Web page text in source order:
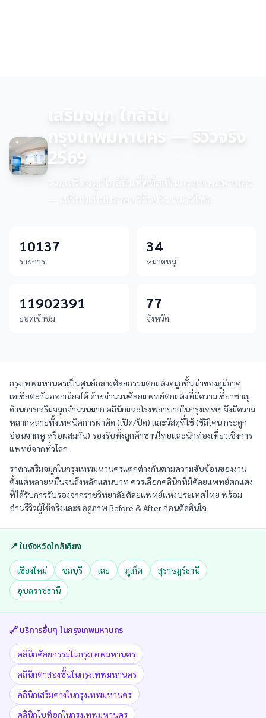
เสริมจมูก ใกล้ฉัน
กรุงเทพมหานคร — รีวิวจริง
2569
รวมเสริมจมูกใกล้ฉันที่ดีที่สุดในกรุงเทพมหานคร
— เปรียบเทียบราคา รีวิวจริง เบอร์โทร
10137
รายการ
34
หมวดหมู่
11902391
ยอดเข้าชม
77
จังหวัด
กรุงเทพมหานครเป็นศูนย์กลางศัลยกรรมตกแต่งจมูกชั้นนำของภูมิภาค
เอเชียตะวันออกเฉียงใต้ ด้วยจำนวนศัลยแพทย์ตกแต่งที่มีความเชี่ยวชาญ
ด้านการเสริมจมูกจำนวนมาก คลินิกและโรงพยาบาลในกรุงเทพฯ จึงมีความ
หลากหลายทั้งเทคนิคการผ่าตัด (เปิด/ปิด) และวัสดุที่ใช้ (ซิลิโคน กระดูก
อ่อนจากหู หรือผสมกัน) รองรับทั้งลูกค้าชาวไทยและนักท่องเที่ยวเชิงการ
แพทย์จากทั่วโลก
ราคาเสริมจมูกในกรุงเทพมหานครแตกต่างกันตามความซับซ้อนของงาน
ตั้งแต่หลายหมื่นจนถึงหลักแสนบาท ควรเลือกคลินิกที่มีศัลยแพทย์ตกแต่ง
ที่ได้รับการรับรองจากราชวิทยาลัยศัลยแพทย์แห่งประเทศไทย พร้อม
อ่านรีวิวผู้ใช้จริงและขอดูภาพ Before & After ก่อนตัดสินใจ
📍 ในจังหวัดใกล้เคียง
เชียงใหม่ ชลบุรี เลย ภูเก็ต
สุราษฎร์ธานี
อุบลราชธานี
🔗 บริการอื่นๆ ในกรุงเทพมหานคร
คลินิกศัลยกรรมในกรุงเทพมหานคร
คลินิกตาสองชั้นในกรุงเทพมหานคร
คลินิกเสริมคางในกรุงเทพมหานคร
คลินิกโบท็อกในกรุงเทพมหานคร